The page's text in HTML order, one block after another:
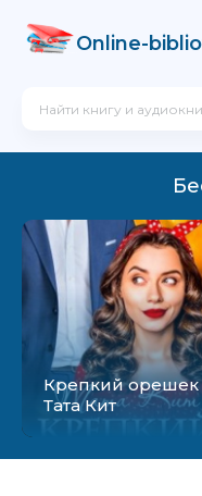
Крепкий орешек
Тата Кит